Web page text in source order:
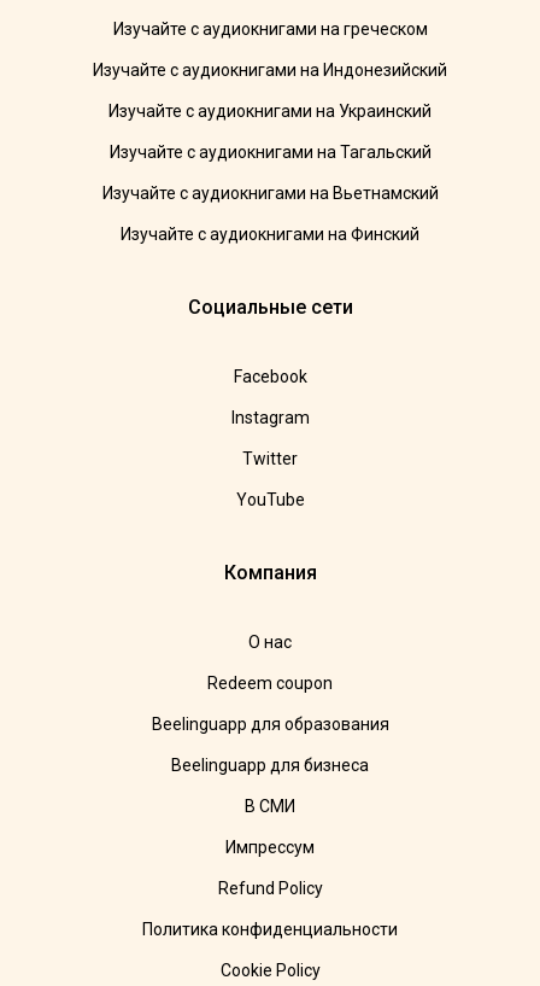
Изучайте с аудиокнигами на греческом
Изучайте с аудиокнигами на Индонезийский
Изучайте с аудиокнигами на Украинский
Изучайте с аудиокнигами на Тагальский
Изучайте с аудиокнигами на Вьетнамский
Изучайте с аудиокнигами на Финский
Социальные сети
Facebook
Instagram
Twitter
YouTube
Компания
О нас
Redeem coupon
Beelinguapp для образования
Beelinguapp для бизнеса
В СМИ
Импрессум
Refund Policy
Политика конфиденциальности
Cookie Policy